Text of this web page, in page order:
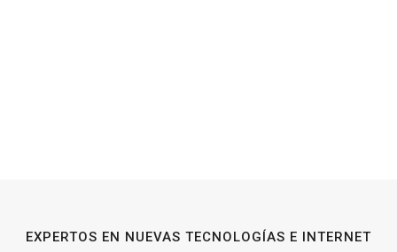
EXPERTOS EN NUEVAS TECNOLOGÍAS E INTERNET